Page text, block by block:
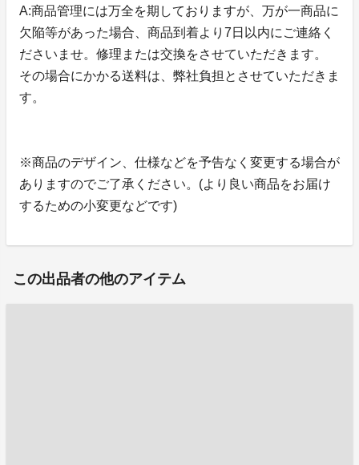
A:商品管理には万全を期しておりますが、万が一商品に
欠陥等があった場合、商品到着より7日以内にご連絡く
ださいませ。修理または交換をさせていただきます。
その場合にかかる送料は、弊社負担とさせていただきま
す。
※商品のデザイン、仕様などを予告なく変更する場合が
ありますのでご了承ください。(より良い商品をお届け
するための小変更などです)
この出品者の他のアイテム